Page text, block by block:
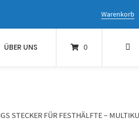
Warenkorb
ÜBER UNS 0
STECKER FÜR FESTHÄLFTE –